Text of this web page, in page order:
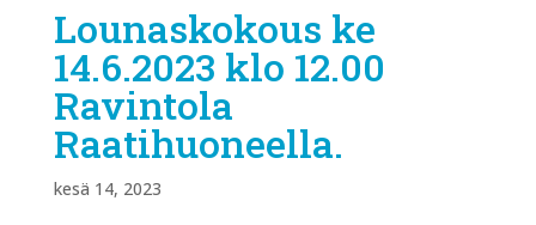
Lounaskokous ke
14.6.2023 klo 12.00
Ravintola
Raatihuoneella.
kesä 14, 2023